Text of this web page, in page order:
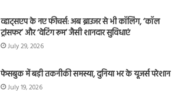
व्हाट्सएप के नए फीचर्स: अब ब्राउजर से भी कॉलिंग, ‘कॉल
ट्रांसफर’ और ‘वेटिंग रूम’ जैसी शानदार सुविधाएं
July 29, 2026
फेसबुक में बड़ी तकनीकी समस्या, दुनिया भर के यूजर्स परेशान
July 19, 2026